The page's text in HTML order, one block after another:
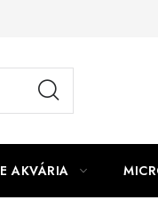
Podmienky o
AKVÁRIA